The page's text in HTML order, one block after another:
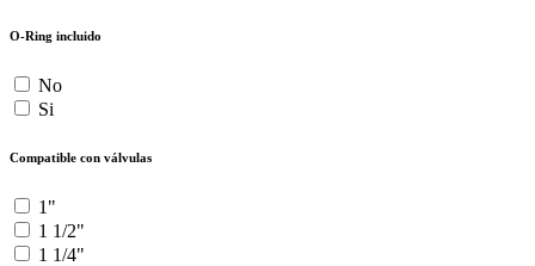
O-Ring incluido
No
Si
Compatible con válvulas
1"
1 1/2"
1 1/4"